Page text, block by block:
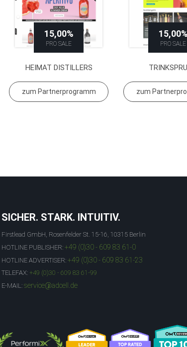
15,00%
PRO SALE
HEIMAT DISTILLERS
zum Partnerprogramm
15,00%
PRO SALE
zum
SICHER. STARK. INTUITIV.
Firstlead GmbH, Rosenfelder St. 15-16, 10315 Berlin
HOTLINE PUBLISHER: +49 (0)30 - 609 83 61-0
HOTLINE ADVERTISER: +49 (0)30 - 609 83 61-23
TELEFAX: +49 (0)30 - 609 83 61-99
E-MAIL: service@adcell.de